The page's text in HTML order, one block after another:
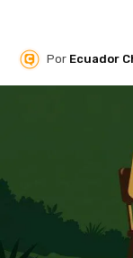
Por Ecuador